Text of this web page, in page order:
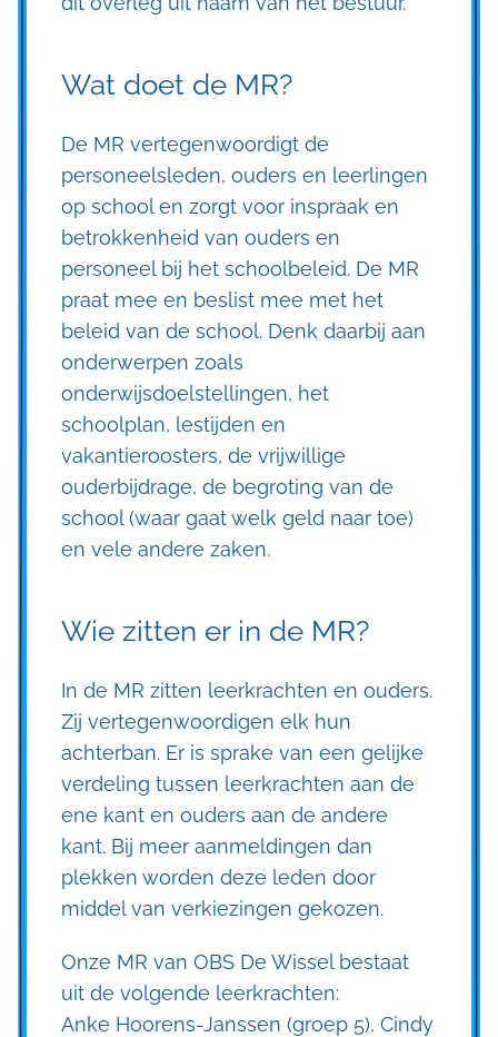
Wat doet de MR?
De MR vertegenwoordigt de
personeelsleden, ouders en leerlingen
op school en zorgt voor inspraak en
betrokkenheid van ouders en
personeel bij het schoolbeleid. De MR
praat mee en beslist mee met het
beleid van de school. Denk daarbij aan
onderwerpen zoals
onderwijsdoelstellingen, het
schoolplan, lestijden en
vakantieroosters, de vrijwillige
ouderbijdrage, de begroting van de
school (waar gaat welk geld naar toe)
en vele andere zaken.
Wie zitten er in de MR?
In de MR zitten leerkrachten en ouders.
Zij vertegenwoordigen elk hun
achterban. Er is sprake van een gelijke
verdeling tussen leerkrachten aan de
ene kant en ouders aan de andere
kant. Bij meer aanmeldingen dan
plekken worden deze leden door
middel van verkiezingen gekozen.
Onze MR van OBS De Wissel bestaat
uit de volgende leerkrachten:
Anke Hoorens-Janssen (groep 5), Cindy